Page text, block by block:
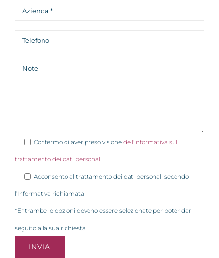
Confermo di aver preso visione dell'informativa sul
trattamento dei dati personali
Acconsento al trattamento dei dati personali secondo
l’Informativa richiamata
*Entrambe le opzioni devono essere selezionate per poter dar
seguito alla sua richiesta